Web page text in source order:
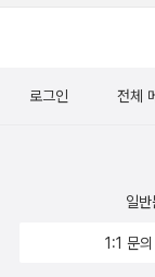
로그인 전체
일
1:1 문의